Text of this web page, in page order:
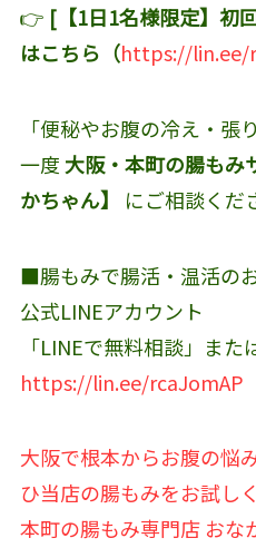
👉 [【1日1名様限定】初
はこちら（https://lin.ee/
「便秘やお腹の冷え・張
一度 大阪・本町の腸もみ
かちゃん】
にご相談くだ
■腸もみで腸活・温活の
公式LINEアカウント‬
「LINEで無料相談」また
https://lin.ee/rcaJomAP
大阪で根本からお腹の悩
ひ当店の腸もみをお試し
本町の腸もみ専門店 おな